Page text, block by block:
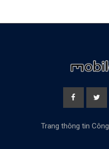
Trang thông tin